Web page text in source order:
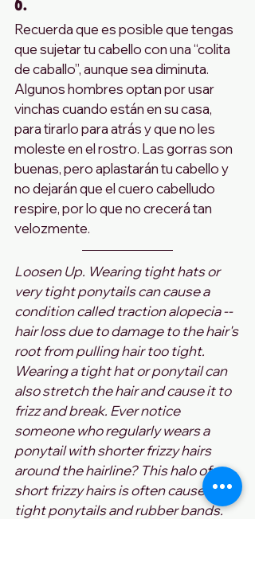
Recuerda que es posible que tengas
que sujetar tu cabello con una “colita
de caballo”, aunque sea diminuta.
Algunos hombres optan por usar
vinchas cuando están en su casa,
para tirarlo para atrás y que no les
moleste en el rostro. Las gorras son
buenas, pero aplastarán tu cabello y
no dejarán que el cuero cabelludo
respire, por lo que no crecerá tan
velozmente.
Loosen Up. Wearing tight hats or
very tight ponytails can cause a
condition called traction alopecia --
hair loss due to damage to the hair's
root from pulling hair too tight.
Wearing a tight hat or ponytail can
also stretch the hair and cause it to
frizz and break. Ever notice
someone who regularly wears a
ponytail with shorter frizzy hairs
around the hairline? This halo of
short frizzy hairs is often caused by
tight ponytails and rubber bands.